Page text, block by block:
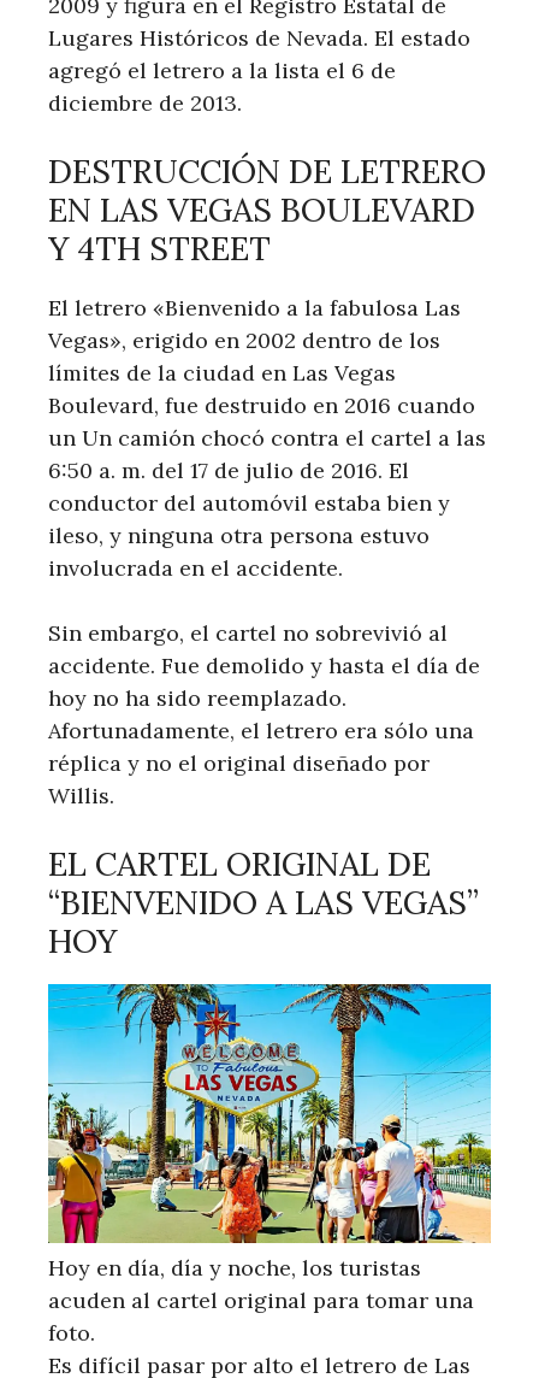
Lugares Históricos de Nevada. El estado
agregó el letrero a la lista el 6 de
diciembre de 2013.
DESTRUCCIÓN DE LETRERO
EN LAS VEGAS BOULEVARD
Y 4TH STREET
El letrero «Bienvenido a la fabulosa Las
Vegas», erigido en 2002 dentro de los
límites de la ciudad en Las Vegas
Boulevard, fue destruido en 2016 cuando
un Un camión chocó contra el cartel a las
6:50 a. m. del 17 de julio de 2016. El
conductor del automóvil estaba bien y
ileso, y ninguna otra persona estuvo
involucrada en el accidente.
Sin embargo, el cartel no sobrevivió al
accidente. Fue demolido y hasta el día de
hoy no ha sido reemplazado.
Afortunadamente, el letrero era sólo una
réplica y no el original diseñado por
Willis.
EL CARTEL ORIGINAL DE
“BIENVENIDO A LAS VEGAS”
HOY
Hoy en día, día y noche, los turistas
acuden al cartel original para tomar una
foto.
Es difícil pasar por alto el letrero de Las